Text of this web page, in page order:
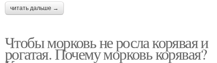
читать дальше →
Чтобы морковь не росла корявая и
рогатая. Почему морковь корявая?